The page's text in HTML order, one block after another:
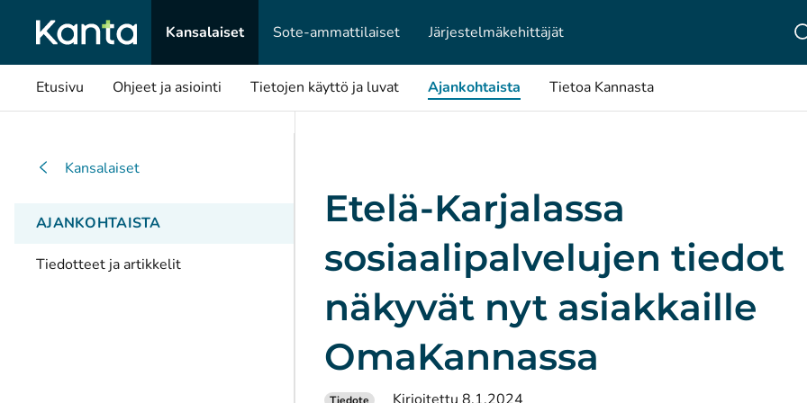
Kansalaiset
Sote-ammattilaiset Järjestelmä­kehittäjät
Etusivu Ohjeet ja asiointi Tietojen käyttö ja luvat Ajankohtaista Tietoa Kannasta
Kansalaiset
AJANKOHTAISTA
Tiedotteet ja artikkelit
Etelä-Karjalassa
sosiaalipalvelujen tiedot
näkyvät nyt asiakkaille
OmaKannassa